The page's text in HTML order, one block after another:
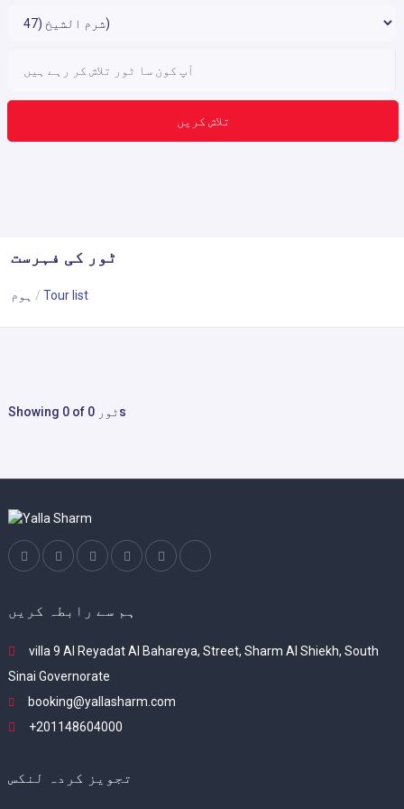
تلاش کریں
ٹور کی فہرست
ہوم Tour list
Showing 0 of 0 ٹورs
ہم سے رابطہ کریں
villa 9 Al Reyadat Al Bahareya, Street, Sharm Al Shiekh, South
Sinai Governorate
booking@yallasharm.com
+201148604000
تجویز کردہ لنکس